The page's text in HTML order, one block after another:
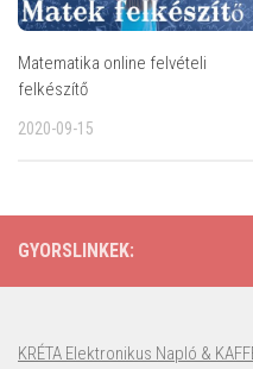
Matematika online felvételi
felkészítő
2020-09-15
GYORSLINKEK:
KRÉTA Elektronikus Napló &